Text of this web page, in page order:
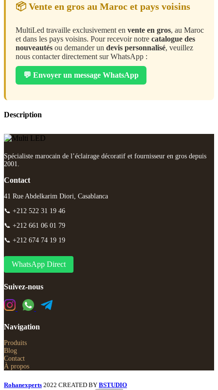
📦 Vente en gros au Maroc et pays voisins
MultiLed travaille exclusivement en vente en gros, au Maroc
et dans les pays voisins. Pour recevoir notre catalogue des
nouveautés ou demander un devis personnalisé, veuillez
nous contacter directement sur WhatsApp :
💬 Envoyer un message WhatsApp
Description
Spécialiste marocain de l’éclairage décoratif et fournisseur en gros depuis
2001.
Contact
41 Rue Abdelkarim Diori, Casablanca
📞 +212 522 31 19 46
📞 +212 661 06 01 79
📞 +212 674 74 19 19
WhatsApp Direct
Suivez-nous
Navigation
Produits
Blog
Contact
À propos
Rohanexperts 2022 CREATED BY BSTUDIO